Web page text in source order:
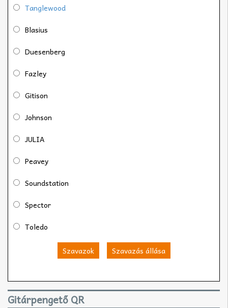
Tanglewood
Blasius
Duesenberg
Fazley
Gitison
Johnson
JULIA
Peavey
Soundstation
Spector
Toledo
Szavazok Szavazás állása
Gitárpengető QR